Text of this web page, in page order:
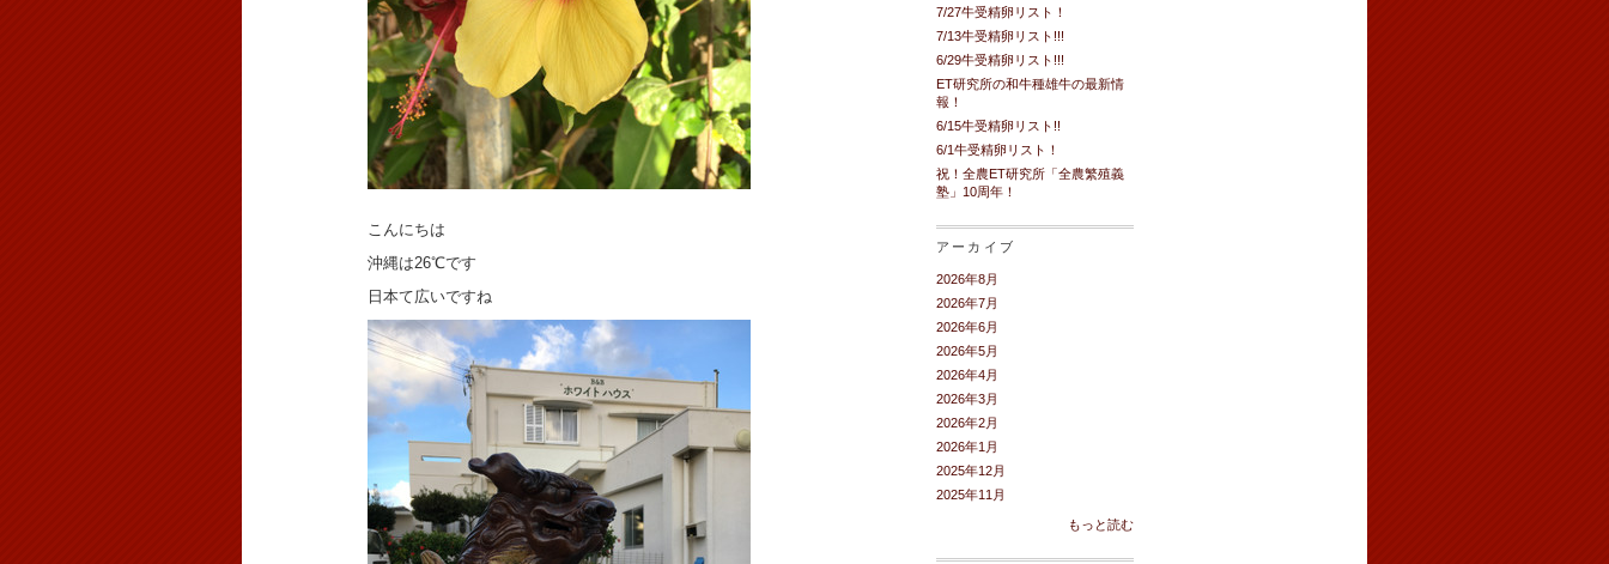
こんにちは
沖縄は26℃です
日本て広いですね
7/27牛受精卵リスト！
7/13牛受精卵リスト!!!
6/29牛受精卵リスト!!!
ET研究所の和牛種雄牛の最新情
報！
6/15牛受精卵リスト!!
6/1牛受精卵リスト！
祝！全農ET研究所「全農繁殖義
塾」10周年！
アーカイブ
2026年8月
2026年7月
2026年6月
2026年5月
2026年4月
2026年3月
2026年2月
2026年1月
2025年12月
2025年11月
もっと読む